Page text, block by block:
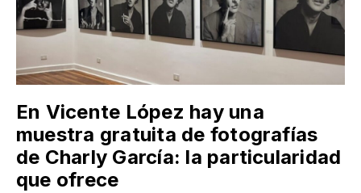
En Vicente López hay una
muestra gratuita de fotografías
de Charly García: la particularidad
que ofrece